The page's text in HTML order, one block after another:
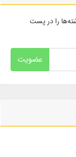
را در پست
عضویت